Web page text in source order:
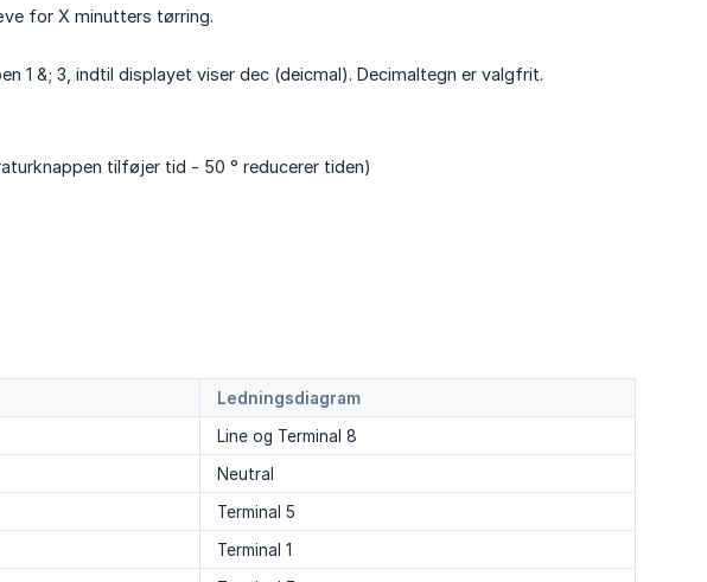
for X minutters tørring.
&; 3, indtil displayet viser dec (deicmal). Decimaltegn er valgfrit.
tilføjer tid - 50 ° reducerer tiden)
Ledningsdiagram
Line og Terminal 8
Neutral
Terminal 5
Terminal 1